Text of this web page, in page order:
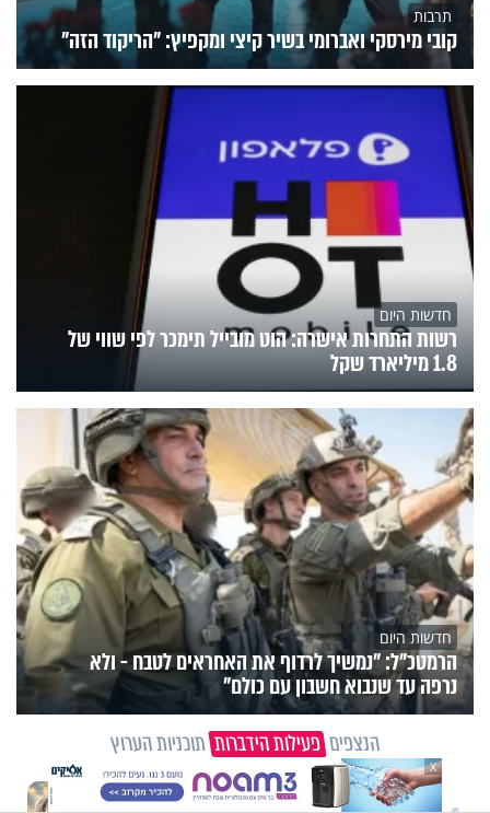
תרבות
קובי מירסקי ואברומי בשיר קיצי ומקפיץ: "הריקוד הזה"
חדשות היום
רשות התחרות אישרה: הוט מובייל תימכר לפי שווי של
1.8 מיליארד שקל
חדשות היום
הרמטכ"ל: "נמשיך לרדוף את האחראים לטבח - ולא
נרפה עד שנבוא חשבון עם כולם"
הנצפים פעילות הידברות תוכניות הערוץ
תכני הידברות
X